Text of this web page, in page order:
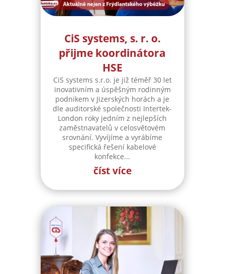
CiS systems, s. r. o.
přijme koordinátora
HSE
CiS systems s.r.o. je již téměř 30 let
inovativním a úspěšným rodinným
podnikem v Jizerských horách a je
dle auditorské společnosti Intertek-
London roky jedním z nejlepších
zaměstnavatelů v celosvětovém
srovnání. Vyvíjíme a vyrábíme
specifická řešení kabelové
konfekce...
číst více